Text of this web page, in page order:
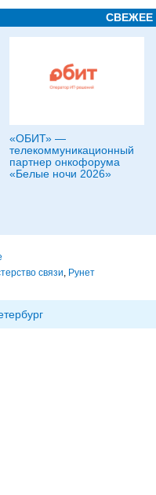
СВЕЖЕЕ
«ОБИТ» —
телекоммуникационный
партнер онкофорума
«Белые ночи 2026»
связи, Рунет